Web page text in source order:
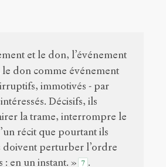
et le don, l’événement
don comme événement
immotivés - par
Décisifs, ils
la trame, interrompre le
récit que pourtant ils
doivent perturber l’ordre
: en un instant. » 7 .